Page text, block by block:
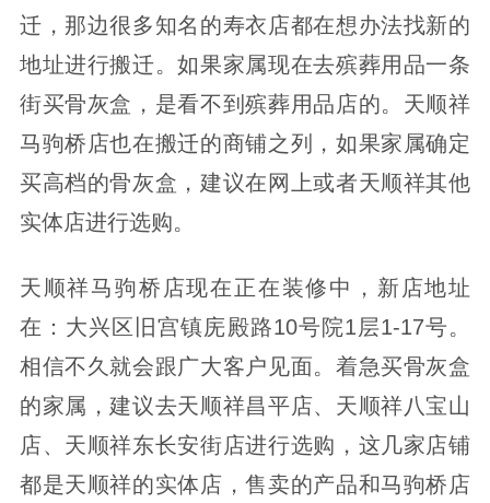
迁，那边很多知名的寿衣店都在想办法找新的
地址进行搬迁。如果家属现在去殡葬用品一条
街买骨灰盒，是看不到殡葬用品店的。天顺祥
马驹桥店也在搬迁的商铺之列，如果家属确定
买高档的骨灰盒，建议在网上或者天顺祥其他
实体店进行选购。
天顺祥马驹桥店现在正在装修中，新店地址
在：大兴区旧宫镇庑殿路10号院1层1-17号。
相信不久就会跟广大客户见面。着急买骨灰盒
的家属，建议去天顺祥昌平店、天顺祥八宝山
店、天顺祥东长安街店进行选购，这几家店铺
都是天顺祥的实体店，售卖的产品和马驹桥店